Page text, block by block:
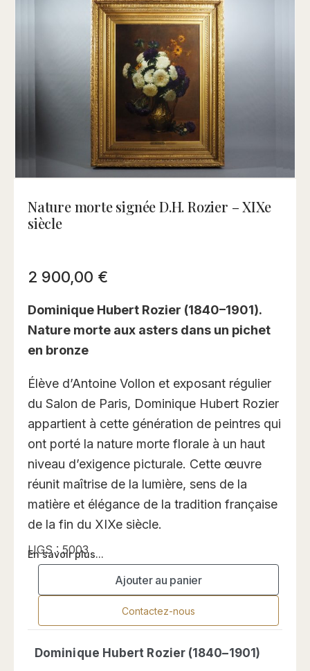
Nature morte signée D.Н. Rozier – XIXe
siècle
2 900,00 €
Dominique Hubert Rozier (1840–1901).
Nature morte aux asters dans un pichet
en bronze
Élève d’Antoine Vollon et exposant régulier
du Salon de Paris, Dominique Hubert Rozier
appartient à cette génération de peintres qui
ont porté la nature morte florale à un haut
niveau d’exigence picturale. Cette œuvre
réunit maîtrise de la lumière, sens de la
matière et élégance de la tradition française
de la fin du XIXe siècle.
En savoir plus...
UGS :5003
Ajouter au panier
Contactez-nous
Dominique Hubert Rozier (1840–1901)